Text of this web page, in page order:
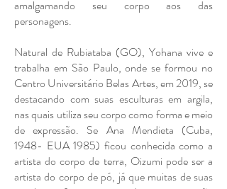
amalgamando seu corpo aos das
personagens.
Natural de Rubiataba (GO), Yohana vive e
trabalha em São Paulo, onde se formou no
Centro Universitário Belas Artes, em 2019, se
destacando com suas esculturas em argila,
nas quais utiliza seu corpo como forma e meio
de expressão. Se Ana Mendieta (Cuba,
1948- EUA 1985) ficou conhecida como a
artista do corpo de terra, Oizumi pode ser a
artista do corpo de pó, já que muitas de suas